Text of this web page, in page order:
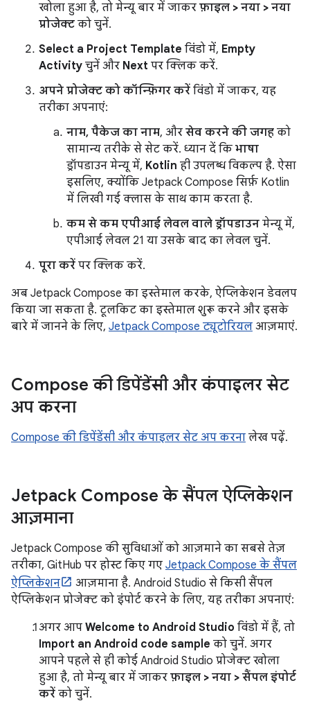
खोला हुआ है, तो मेन्यू बार में जाकर फ़ाइल > नया > नया
प्रोजेक्ट को चुनें.
Select a Project Template विंडो में, Empty
Activity चुनें और Next पर क्लिक करें.
अपने प्रोजेक्ट को कॉन्फ़िगर करें विंडो में जाकर, यह
तरीका अपनाएं:
नाम, पैकेज का नाम, और सेव करने की जगह को
सामान्य तरीके से सेट करें. ध्यान दें कि भाषा
ड्रॉपडाउन मेन्यू में, Kotlin ही उपलब्ध विकल्प है. ऐसा
इसलिए, क्योंकि Jetpack Compose सिर्फ़ Kotlin
में लिखी गई क्लास के साथ काम करता है.
कम से कम एपीआई लेवल वाले ड्रॉपडाउन मेन्यू में,
एपीआई लेवल 21 या उसके बाद का लेवल चुनें.
पूरा करें पर क्लिक करें.
अब Jetpack Compose का इस्तेमाल करके, ऐप्लिकेशन डेवलप
किया जा सकता है. टूलकिट का इस्तेमाल शुरू करने और इसके
बारे में जानने के लिए, Jetpack Compose ट्यूटोरियल आज़माएं.
Compose की डिपेंडेंसी और कंपाइलर सेट
अप करना
Compose की डिपेंडेंसी और कंपाइलर सेट अप करना लेख पढ़ें.
Jetpack Compose के सैंपल ऐप्लिकेशन
आज़माना
Jetpack Compose की सुविधाओं को आज़माने का सबसे तेज़
तरीका, GitHub पर होस्ट किए गए Jetpack Compose के सैंपल
ऐप्लिकेशन
आज़माना है. Android Studio से किसी सैंपल
ऐप्लिकेशन प्रोजेक्ट को इंपोर्ट करने के लिए, यह तरीका अपनाएं:
अगर आप Welcome to Android Studio विंडो में हैं, तो
Import an Android code sample को चुनें. अगर
आपने पहले से ही कोई Android Studio प्रोजेक्ट खोला
हुआ है, तो मेन्यू बार में जाकर फ़ाइल > नया > सैंपल इंपोर्ट
करें को चुनें.